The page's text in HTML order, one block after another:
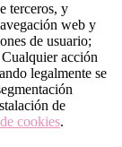
terceros, y
web y
de usuario;
acción
legalmente se
de
cookies.